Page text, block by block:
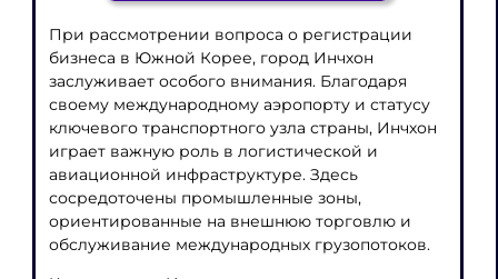
При рассмотрении вопроса о регистрации
бизнеса в Южной Корее, город Инчхон
заслуживает особого внимания. Благодаря
своему международному аэропорту и статусу
ключевого транспортного узла страны, Инчхон
играет важную роль в логистической и
авиационной инфраструктуре. Здесь
сосредоточены промышленные зоны,
ориентированные на внешнюю торговлю и
обслуживание международных грузопотоков.